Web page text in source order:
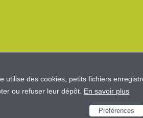
utilise des cookies, petits fichiers
ou refuser leur dépôt. En savoir plus
Préférences